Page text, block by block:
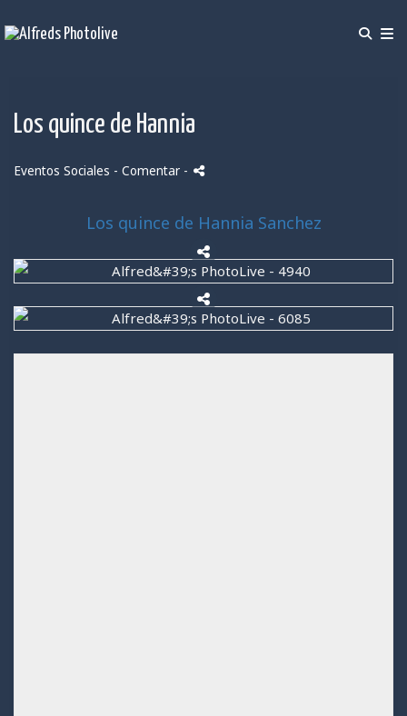
Los quince de Hannia
Eventos Sociales - Comentar -
Los quince de Hannia Sanchez